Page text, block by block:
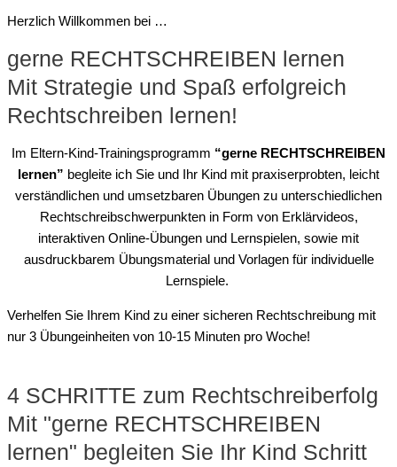
Herzlich Willkommen bei …
gerne RECHTSCHREIBEN lernen
Mit Strategie und Spaß erfolgreich
Rechtschreiben lernen!
Im Eltern-Kind-Trainingsprogramm “gerne RECHTSCHREIBEN
lernen” begleite ich Sie und Ihr Kind mit praxiserprobten, leicht
verständlichen und umsetzbaren Übungen zu unterschiedlichen
Rechtschreibschwerpunkten in Form von Erklärvideos,
interaktiven Online-Übungen und Lernspielen, sowie mit
ausdruckbarem Übungsmaterial und Vorlagen für individuelle
Lernspiele.
Verhelfen Sie Ihrem Kind zu einer sicheren Rechtschreibung mit
nur 3 Übungeinheiten von 10-15 Minuten pro Woche!
4 SCHRITTE zum Rechtschreiberfolg
Mit "gerne RECHTSCHREIBEN
lernen" begleiten Sie Ihr Kind Schritt